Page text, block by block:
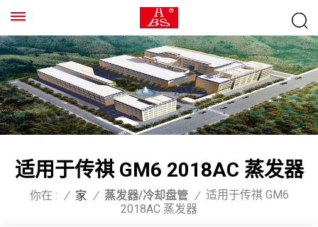
适用于传祺 GM6 2018AC 蒸发器
你在 : / 家 / 蒸发器/冷却盘管 / 适用于传祺 GM6
2018AC 蒸发器